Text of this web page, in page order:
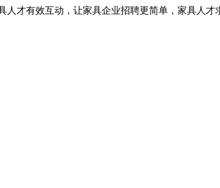
才有效互动，让家具企业招聘更简单，家具人才